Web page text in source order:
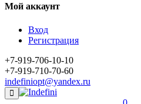
Мой аккаунт
Вход
Регистрация
+7-919-706-10-10
+7-919-710-70-60
indefiniopt@yandex.ru